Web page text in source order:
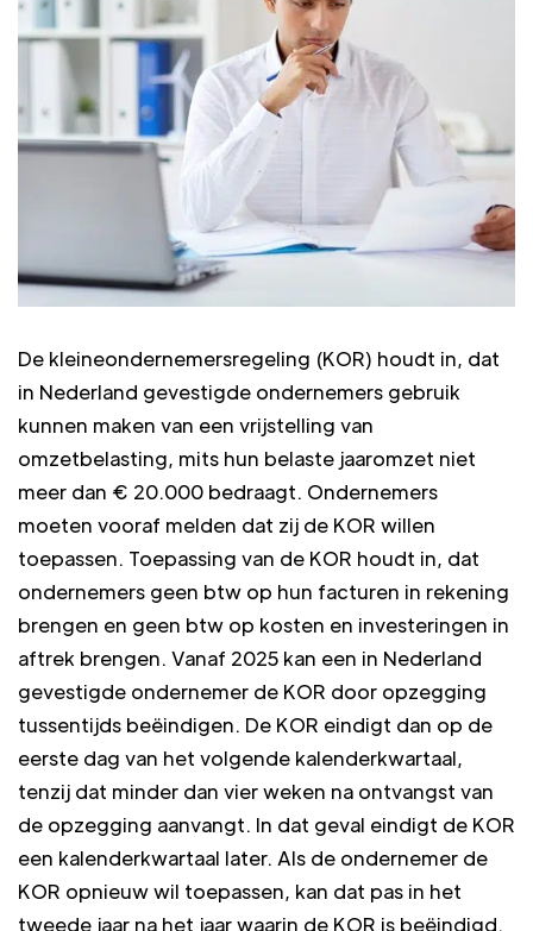
De kleineondernemersregeling (KOR) houdt in, dat
in Nederland gevestigde ondernemers gebruik
kunnen maken van een vrijstelling van
omzetbelasting, mits hun belaste jaaromzet niet
meer dan € 20.000 bedraagt. Ondernemers
moeten vooraf melden dat zij de KOR willen
toepassen. Toepassing van de KOR houdt in, dat
ondernemers geen btw op hun facturen in rekening
brengen en geen btw op kosten en investeringen in
aftrek brengen. Vanaf 2025 kan een in Nederland
gevestigde ondernemer de KOR door opzegging
tussentijds beëindigen. De KOR eindigt dan op de
eerste dag van het volgende kalenderkwartaal,
tenzij dat minder dan vier weken na ontvangst van
de opzegging aanvangt. In dat geval eindigt de KOR
een kalenderkwartaal later. Als de ondernemer de
KOR opnieuw wil toepassen, kan dat pas in het
tweede jaar na het jaar waarin de KOR is beëindigd.